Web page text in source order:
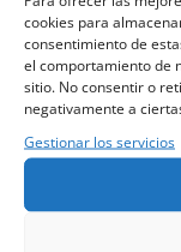
cookies para
consentimiento de
el comportamiento de
sitio. No consentir o
negativamente a
Gestionar los servicios